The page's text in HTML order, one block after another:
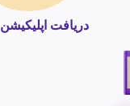
دریافت اپلیکیشن